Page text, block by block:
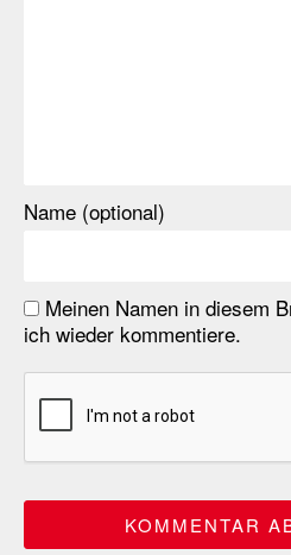
Name (optional)
Meinen Namen in diesem
ich wieder kommentiere.